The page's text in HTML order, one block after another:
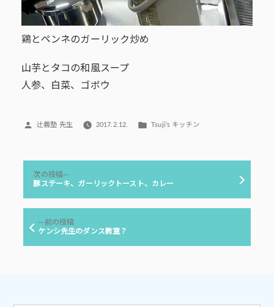
鶏とペンネのガーリック炒め
山芋とタコの和風スープ
人参、白菜、ゴボウ
投
辻義塾 先生 2017.2.12.
カ
リ
Tsuji’s キッチン
ナ
ー
前の投稿前
の
ケンシ先生のダンス教室？
次の投稿
の
豚ステーキ、ガーリックトースト、カレー